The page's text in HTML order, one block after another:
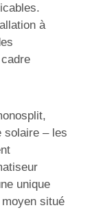
à
solaire – les
unique
situé